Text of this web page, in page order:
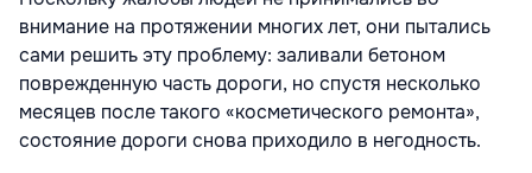
внимание на протяжении многих лет, они пытались
сами решить эту проблему: заливали бетоном
поврежденную часть дороги, но спустя несколько
месяцев после такого «косметического ремонта»,
состояние дороги снова приходило в негодность.